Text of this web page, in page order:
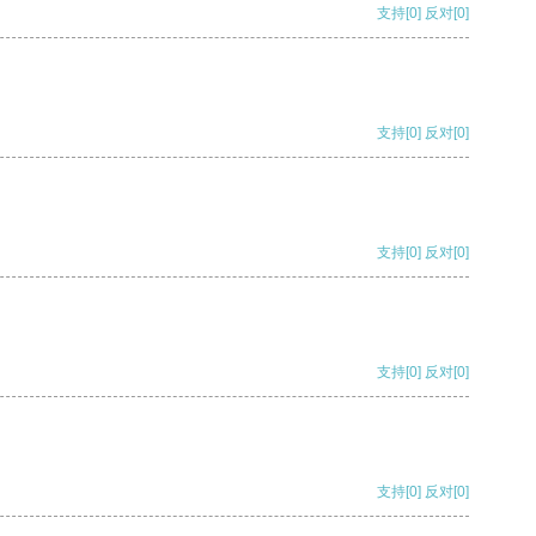
支持[0] 反对[0]
支持[0] 反对[0]
支持[0] 反对[0]
支持[0] 反对[0]
支持[0] 反对[0]